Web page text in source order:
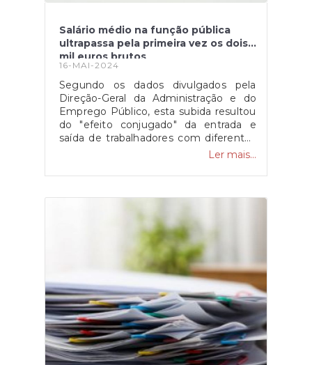
Salário médio na função pública
ultrapassa pela primeira vez os dois
mil euros brutos
16-MAI-2024
Segundo os dados divulgados pela
Direção-Geral da Administração e do
Emprego Público, esta subida resultou
do "efeito conjugado" da entrada e
saída de trabalhadores com diferentes
níveis salariais, de medidas de
atualização do valor do salário
Ler mais...